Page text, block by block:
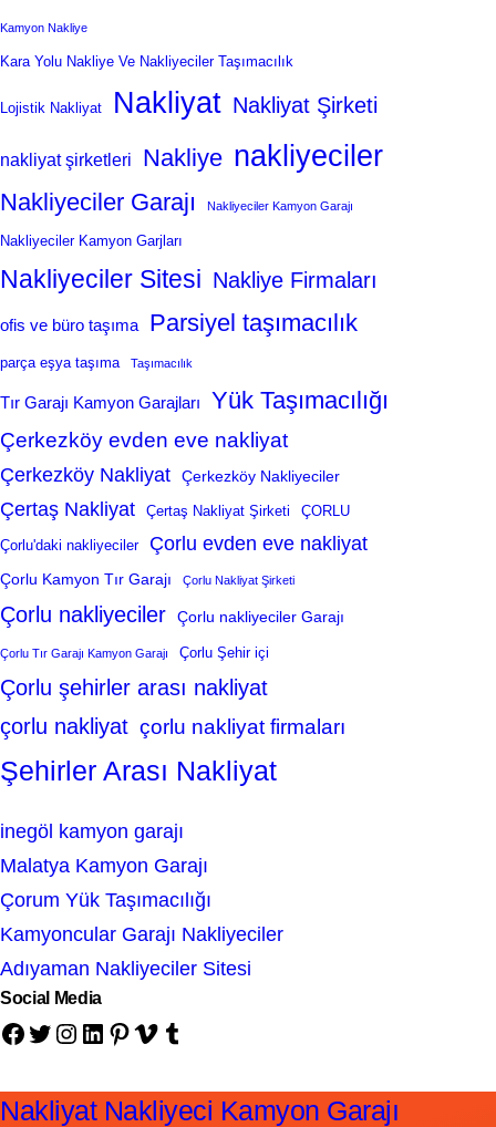
Kamyon Nakliye
Kara Yolu Nakliye Ve Nakliyeciler Taşımacılık
Lojistik Nakliyat Nakliyat Nakliyat Şirketi
nakliyat şirketleri Nakliye nakliyeciler
Nakliyeciler Garajı Nakliyeciler Kamyon Garajı
Nakliyeciler Kamyon Garjları
Nakliyeciler Sitesi Nakliye Firmaları
ofis ve büro taşıma Parsiyel taşımacılık
parça eşya taşıma Taşımacılık
Tır Garajı Kamyon Garajları Yük Taşımacılığı
Çerkezköy evden eve nakliyat
Çerkezköy Nakliyat Çerkezköy Nakliyeciler
Çertaş Nakliyat Çertaş Nakliyat Şirketi ÇORLU
Çorlu'daki nakliyeciler Çorlu evden eve nakliyat
Çorlu Kamyon Tır Garajı Çorlu Nakliyat Şirketi
Çorlu nakliyeciler Çorlu nakliyeciler Garajı
Çorlu Tır Garajı Kamyon Garajı Çorlu Şehir içi
Çorlu şehirler arası nakliyat
çorlu nakliyat çorlu nakliyat firmaları
Şehirler Arası Nakliyat
inegöl kamyon garajı
Malatya Kamyon Garajı
Çorum Yük Taşımacılığı
Kamyoncular Garajı Nakliyeciler
Adıyaman Nakliyeciler Sitesi
Social Media
Facebook Twitter Instagram LinkedIn Pinterest Vimeo Tumblr
Nakliyat Nakliyeci Kamyon Garajı